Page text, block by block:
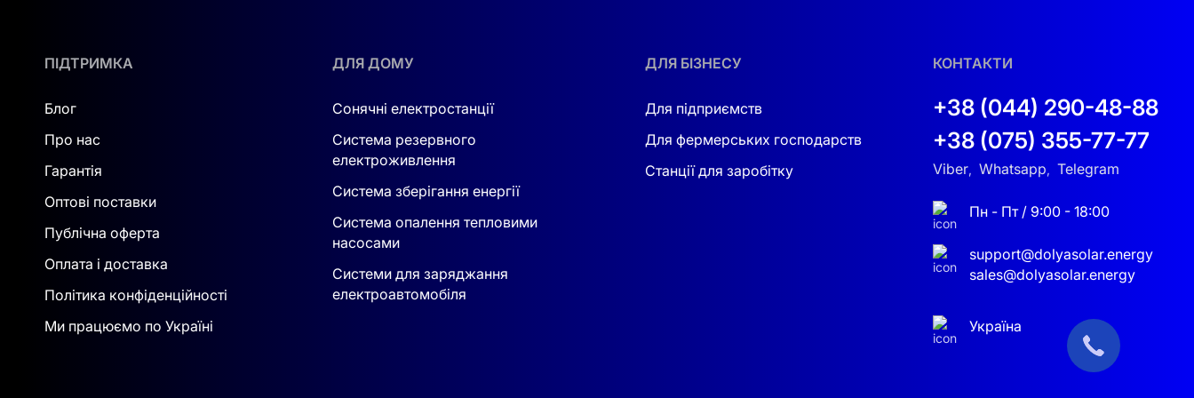
Цей комплект можна застосовувати у різних сферах:
. Допомагає зменшити витрати на електроенергію та уникнути проблем з відключеннями.
. Забезпечує безперебійну роботу комп’ютерів, інтернету та офісної техніки.
. Підходить для гаражів, дач, майстерень та невеликих підприємств.
ЧОМУ ОБИРАЮТЬ САМЕ ЦЮ СИСТЕМУ
Цей комплект — надійне рішення для тих, хто прагнеконтролювати енерговитрати, економити та бути незалежним від зовнішніх мереж
Простота встановлення, висока ефективність та безпека роблять його одним із найкращих варіантів для житлових та комерційних об'єктів.
Основні переваги:
Повністю автоматизоване керування енергоспоживанням.
ПІДТРИМКА
Блог
Про нас
Гарантія
Оптові поставки
Публічна оферта
Оплата і доставка
Політика конфіденційності
Ми працюємо по Україні
ДЛЯ ДОМУ
Сонячні електростанції
Система резервного
електроживлення
Система зберігання енергії
Система опалення тепловими
насосами
Системи для заряджання
електроавтомобіля
ДЛЯ БІЗНЕСУ
Для підприємств
Для фермерських господарств
Станції для заробітку
КОНТАКТИ
+38 (044) 290-48-88
+38 (075) 355-77-77
Viber, Whatsapp, Telegram
Пн - Пт / 9:00 - 18:00
support@dolyasolar.energy
sales@dolyasolar.energy
Україна